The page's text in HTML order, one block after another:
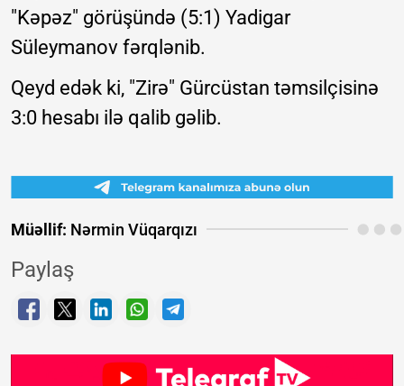
"Kəpəz" görüşündə (5:1) Yadigar
Süleymanov fərqlənib.
Qeyd edək ki, "Zirə" Gürcüstan təmsilçisinə
3:0 hesabı ilə qalib gəlib.
Müəllif: Nərmin Vüqarqızı
Paylaş